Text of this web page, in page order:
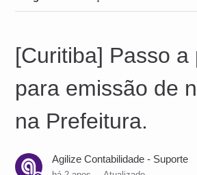
[Curitiba] Passo a
para emissão de
na Prefeitura.
Agilize Contabilidade - Suporte